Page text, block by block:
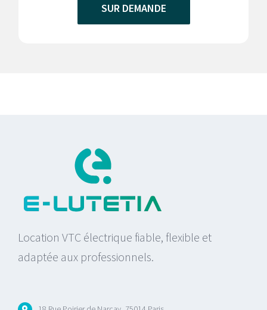
SUR DEMANDE
Location VTC électrique fiable, flexible et
adaptée aux professionnels.